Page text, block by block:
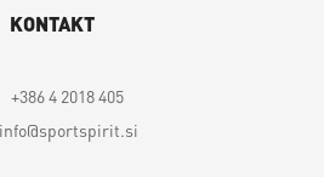
KONTAKT
+386 4 2018 405
info
sportspirit.si